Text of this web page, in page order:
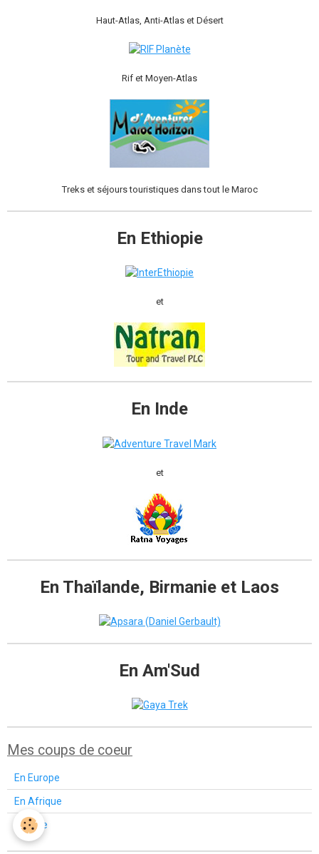
Haut-Atlas, Anti-Atlas et Désert
Rif et Moyen-Atlas
Treks et séjours touristiques dans tout le Maroc
En Ethiopie
et
En Inde
et
En Thaïlande, Birmanie et Laos
En Am'Sud
Mes coups de coeur
En Europe
En Afrique
En Asie